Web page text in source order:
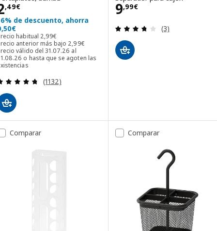
,49€ 2,49€
de descuento, ahorra
habitual 2,99€
Precio habitual 2,99€
anterior más bajo 2,99€
Precio anterior más bajo 2,99€
válido del 31.07.26 al
o hasta que se agoten las
Revisa: 4.7 de 5 estrellas. Total opiniones:
(1132)
9,99€
Precio 9,99€
Revisa: 3.7 de
(3)
Comparar Comparar